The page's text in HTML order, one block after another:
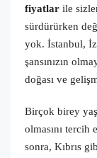
fiyatlar ile
sürdürürken
yok. İstanbul,
şansınızın
doğası ve
Birçok birey
olmasını
sonra, Kıbrıs